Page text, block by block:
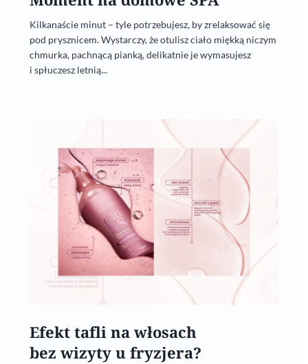
Kilkanaście minut – tyle potrzebujesz, by zrelaksować się
pod prysznicem. Wystarczy, że otulisz ciało miękką niczym
chmurka, pachnącą pianką, delikatnie je wymasujesz
i spłuczesz letnią...
Efekt tafli na włosach
bez wizyty u fryzjera?